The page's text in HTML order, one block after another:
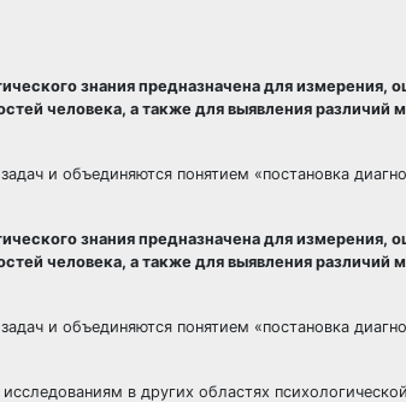
знания предназначена для измерения,
человека, а также для выявления
и объединяются понятием «постановка
знания предназначена для измерения,
человека, а также для выявления
и объединяются понятием «постановка
в других областях